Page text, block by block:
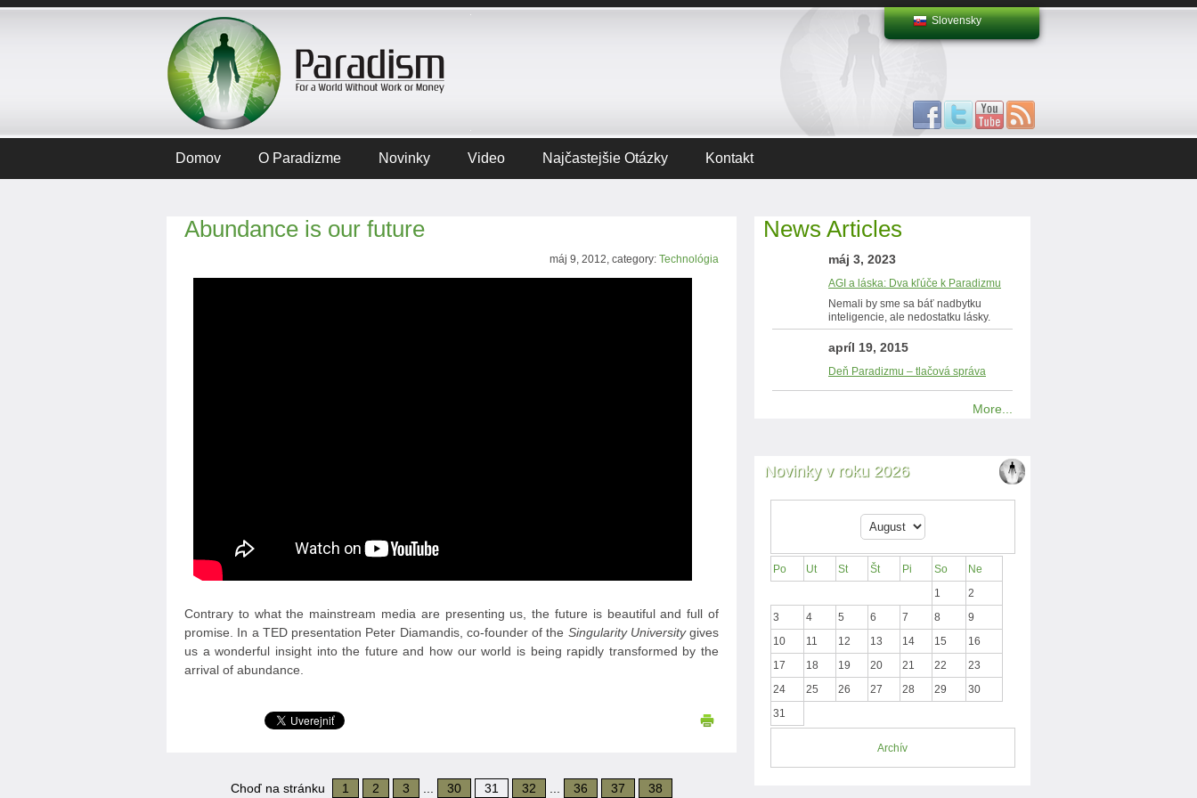
Slovensky
Domov O Paradizme Novinky Video Najčastejšie Otázky Kontakt
Abundance is our future
máj 9, 2012, category: Technológia
Contrary to what the mainstream media are presenting us, the future is beautiful and full of
promise. In a TED presentation Peter Diamandis, co-founder of the Singularity Universitygives
us a wonderful insight into the future and how our world is being rapidly transformed by the
arrival of abundance.
Choď na stránku 1 2 3 30 31 32 36 37 38
News Articles
máj 3, 2023
AGI a láska: Dva kľúče k Paradizmu
Nemali by sme sa báť nadbytku
inteligencie, ale nedostatku lásky.
apríl 19, 2015
Deň Paradizmu – tlačová správa
More...
Novinky v roku 2026
Po Ut St Št Pi So
Ne
1
2
3
4 5 6 7 8
9
10
11 12 13 14 15
16
17
18 19 20 21 22
23
24
25 26 27 28 29
30
31
Archív